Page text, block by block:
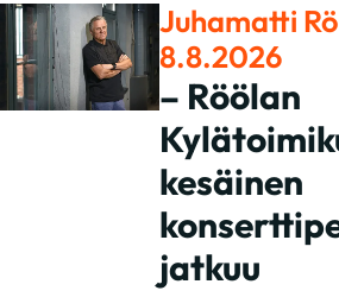
Juhamatti
8.8.2026
– Röölan
kesäinen
jatkuu